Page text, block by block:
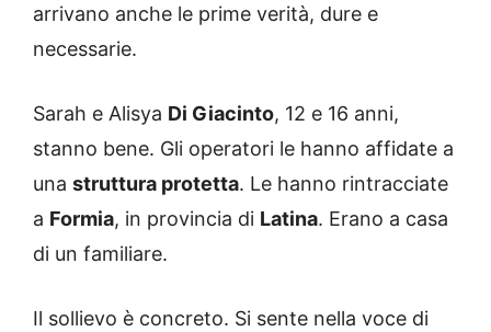
arrivano anche le prime verità, dure e
necessarie.
Sarah e Alisya Di Giacinto, 12 e 16 anni,
stanno bene. Gli operatori le hanno affidate a
una struttura protetta. Le hanno rintracciate
a Formia, in provincia di Latina. Erano a casa
di un familiare.
Il sollievo è concreto. Si sente nella voce di